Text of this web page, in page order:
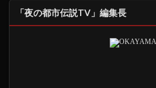
「夜の都市伝説TV」編集長